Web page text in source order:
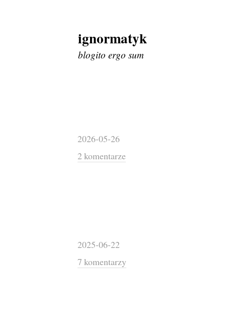
Skip
to
content
ignormatyk
blogito ergo sum
2026-05-26
2 komentarze
2025-06-22
7 komentarzy